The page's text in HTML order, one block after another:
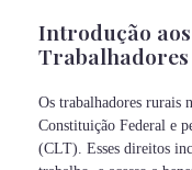
Introdução
Os trabalhadores rurais
Constituição Federal e
(CLT). Esses direitos